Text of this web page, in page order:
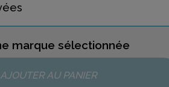
s
marque sélectionnée
AJOUTER AU PANIER